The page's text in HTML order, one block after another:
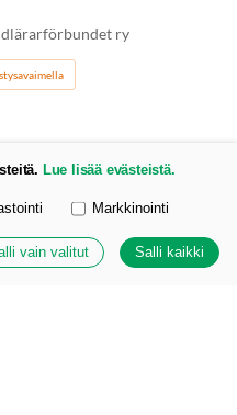
ry
Lue lisää evästeistä.
Markkinointi
vain valitut Salli kaikki